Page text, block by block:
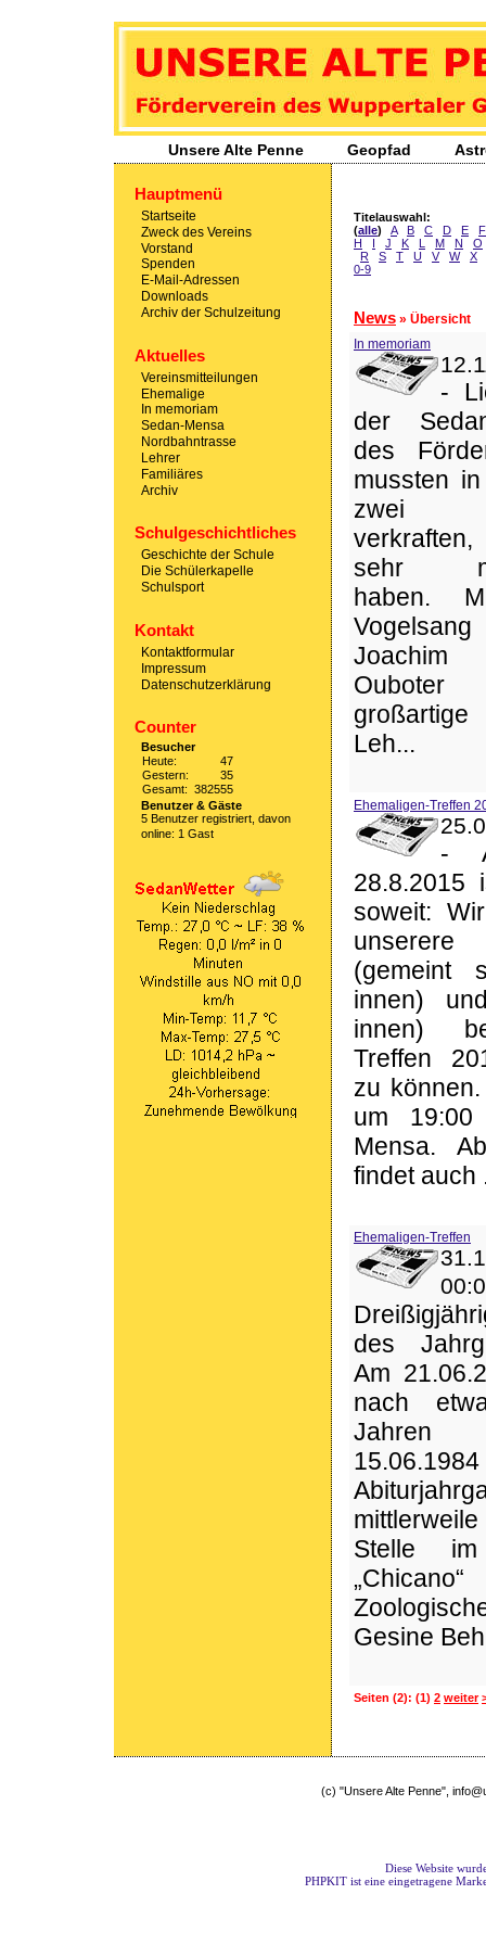
Unsere Alte Penne
- Förderverein des Wuppertaler Gymnasiums
Unsere Alte Penne Geopfad
Hauptmenü
Startseite
Zweck des Vereins
Vorstand
Spenden
E-Mail-Adressen
Downloads
Archiv der Schulzeitung
Aktuelles
Vereinsmitteilungen
Ehemalige
In memoriam
Sedan-Mensa
Nordbahntrasse
Lehrer
Familiäres
Archiv
Schulgeschichtliches
Geschichte der Schule
Die Schülerkapelle
Schulsport
Kontakt
Kontaktformular
Impressum
Datenschutzerklärung
Counter
Besucher
Heute:
47
Gestern:
35
Gesamt: 382555
Benutzer & Gäste
5 Benutzer registriert, davon
online: 1 Gast
Titelauswahl:
(alle) A B C D E
F
H
I J K L M N
O
R
S T U V W
X
0-9
News » Übersicht
In memoriam
-
der
des
mussten
zwei
sehr
haben.
Leh...
Ehemaligen-Treffen
-
28.8.2015
soweit:
unserere
(gemeint
innen)
innen)
Treffen
zu
um
Mensa.
findet auch
Ehemaligen-Treffen
des
Am
nach
Stelle im
Gesine
Seiten (2): (1) 2 weiter
(c) "Unsere Alte Penne",
Diese Website
PHPKIT ist eine eingetragene